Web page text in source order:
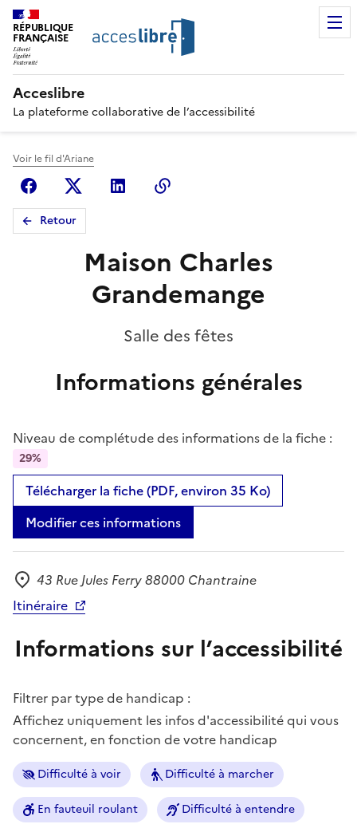
RÉPUBLIQUE
FRANÇAISE
Acceslibre
La plateforme collaborative de l’accessibilité
Voir le fil d'Ariane
FacebookX (anciennement Twitter)
Linkedin
Retour
Maison Charles
Grandemange
Salle des fêtes
Informations générales
Niveau de complétude des informations de la fiche :
29%
Télécharger la fiche (PDF, environ 35 Ko)
Modifier ces informations
Adresse
43 Rue Jules Ferry 88000 Chantraine
Itinéraire
Informations sur l’accessibilité
Filtrer par type de handicap :
Affichez uniquement les infos d'accessibilité qui vous
concernent, en fonction de votre handicap
Difficulté à voir Difficulté à marcher
En fauteuil roulant Difficulté à entendre